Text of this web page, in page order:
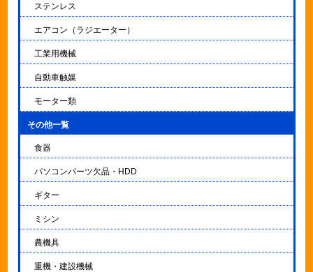
ステンレス
エアコン（ラジエーター）
工業用機械
自動車触媒
モーター類
その他一覧
食器
パソコンパーツ欠品・HDD
ギター
ミシン
農機具
重機・建設機械